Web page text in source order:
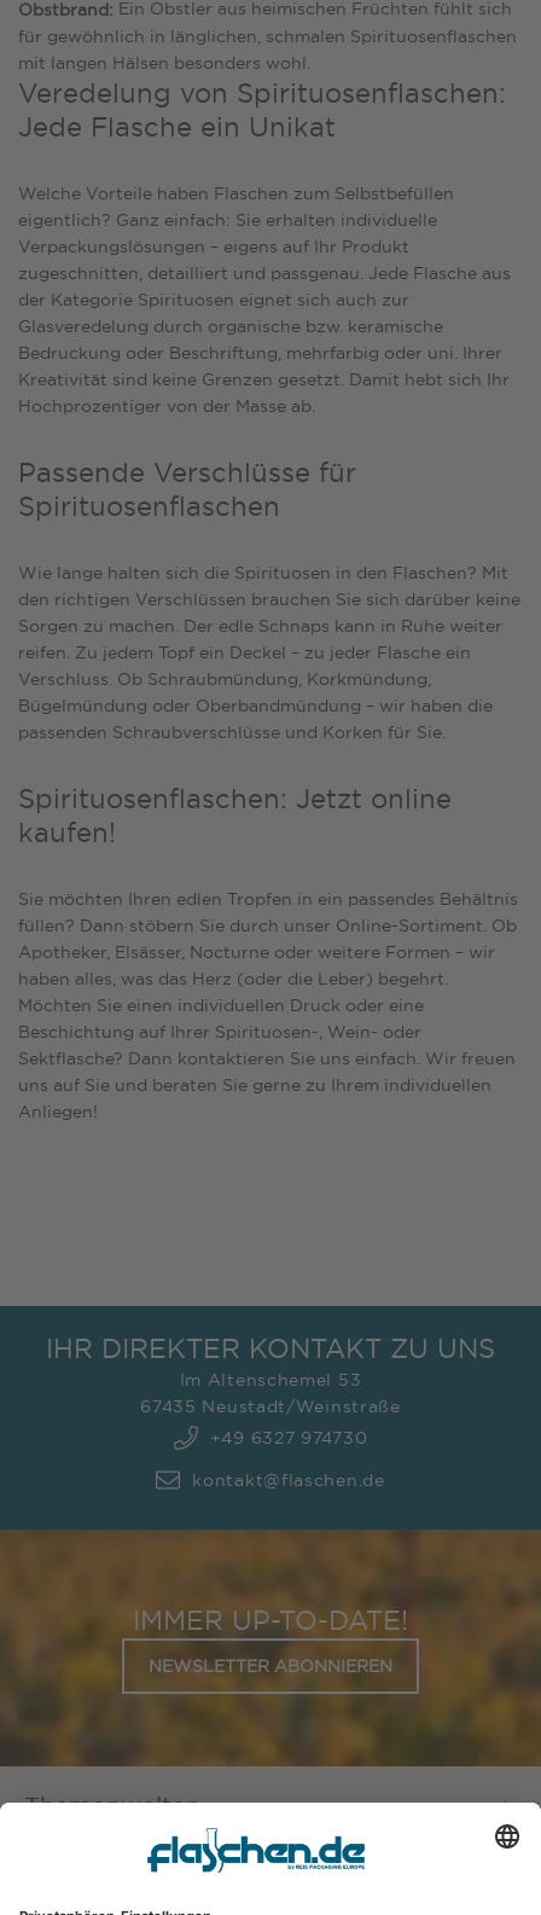
Obstbrand: Ein Obstler aus heimischen Früchten fühlt sich
für gewöhnlich in länglichen, schmalen Spirituosenflaschen
mit langen Hälsen besonders wohl.
Veredelung von Spirituosenflaschen:
Jede Flasche ein Unikat
Welche Vorteile haben Flaschen zum Selbstbefüllen
eigentlich? Ganz einfach: Sie erhalten individuelle
Verpackungslösungen – eigens auf Ihr Produkt
zugeschnitten, detailliert und passgenau. Jede Flasche aus
der Kategorie Spirituosen eignet sich auch zur
Glasveredelung durch organische bzw. keramische
Bedruckung oder Beschriftung, mehrfarbig oder uni. Ihrer
Kreativität sind keine Grenzen gesetzt. Damit hebt sich Ihr
Hochprozentiger von der Masse ab.
Passende Verschlüsse für
Spirituosenflaschen
Wie lange halten sich die Spirituosen in den Flaschen? Mit
den richtigen Verschlüssen brauchen Sie sich darüber keine
Sorgen zu machen. Der edle Schnaps kann in Ruhe weiter
reifen. Zu jedem Topf ein Deckel – zu jeder Flasche ein
Verschluss. Ob Schraubmündung, Korkmündung,
Bügelmündung oder Oberbandmündung – wir haben die
passenden Schraubverschlüsse und Korken für Sie.
Spirituosenflaschen: Jetzt online
kaufen!
Sie möchten Ihren edlen Tropfen in ein passendes Behältnis
füllen? Dann stöbern Sie durch unser Online-Sortiment. Ob
Apotheker, Elsässer, Nocturne oder weitere Formen – wir
haben alles, was das Herz (oder die Leber) begehrt.
Möchten Sie einen individuellen Druck oder eine
Beschichtung auf Ihrer Spirituosen-, Wein- oder
Sektflasche? Dann kontaktieren Sie uns einfach. Wir freuen
uns auf Sie und beraten Sie gerne zu Ihrem individuellen
Anliegen!
IHR DIREKTER KONTAKT ZU UNS
Im Altenschemel 53
67435 Neustadt/Weinstraße
+49 6327 974730
kontakt@flaschen.de
IMMER UP-TO-DATE!
NEWSLETTER ABONNIEREN
Themenwelten